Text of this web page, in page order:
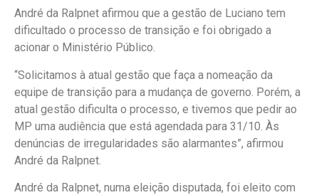
André da Ralpnet afirmou que a gestão de Luciano tem
dificultado o processo de transição e foi obrigado a
acionar o Ministério Público.
“Solicitamos à atual gestão que faça a nomeação da
equipe de transição para a mudança de governo. Porém, a
atual gestão dificulta o processo, e tivemos que pedir ao
MP uma audiência que está agendada para 31/10. Às
denúncias de irregularidades são alarmantes”, afirmou
André da Ralpnet.
André da Ralpnet, numa eleição disputada, foi eleito com